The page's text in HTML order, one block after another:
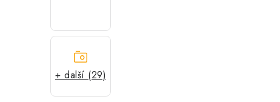
+ další (29)